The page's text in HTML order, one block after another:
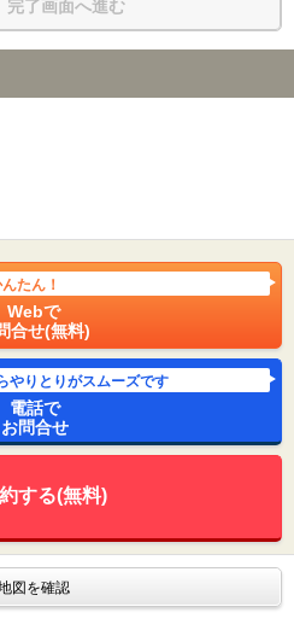
完了画面へ進む
たん！
Webで
合せ(無料)
やりとりがスムーズです
電話で
お問合せ
する(無料)
図を確認